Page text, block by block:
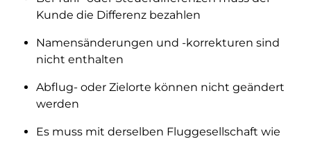
Kunde die Differenz bezahlen
Namensänderungen und -korrekturen sind
nicht enthalten
Abflug- oder Zielorte können nicht geändert
werden
Es muss mit derselben Fluggesellschaft wie